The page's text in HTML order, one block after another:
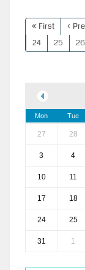
First
24
25 26
Mon Tue
27 28
3 4
10 11
17 18
24 25
31 1